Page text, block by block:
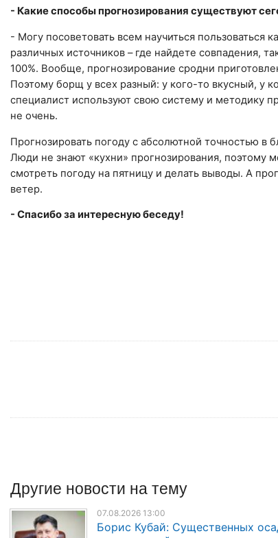
- Какие способы прогнозирования существуют
- Могу посоветовать всем научиться пользоваться
различных источников – где найдете совпадения,
100%. Вообще, прогнозирование сродни
Поэтому борщ у всех разный: у кого-то вкусный, у
специалист используют свою систему и методику
не очень.
Прогнозировать погоду с абсолютной точностью
Люди не знают «кухни» прогнозирования, поэтому
смотреть погоду на пятницу и делать выводы. А
ветер.
- Спасибо за интересную беседу!
Другие новости на тему
07.08.2026 13:00
Борис Кубай: Существенных